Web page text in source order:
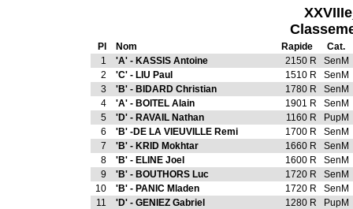
Pl Nom Rapide
Cat.
1
'A' - KASSIS Antoine 2150 R
SenM
2
'C' - LIU Paul 1510 R
SenM
3
'B' - BIDARD Christian 1780 R
SenM
4
'A' - BOITEL Alain 1901 R
SenM
5
'D' - RAVAIL Nathan 1160 R
PupM
6
'B' -DE LA VIEUVILLE Remi 1700 R
SenM
7
'B' - KRID Mokhtar 1660 R
SenM
8
'B' - ELINE Joel 1600 R
SenM
9
'B' - BOUTHORS Luc 1720 R
SenM
10
'B' - PANIC Mladen 1720 R
SenM
11
'D' - GENIEZ Gabriel 1280 R
PupM